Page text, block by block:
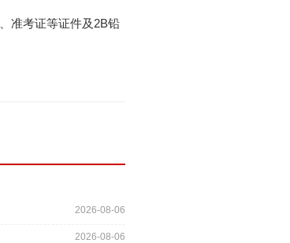
准考证等证件及2B铅
2026-08-06
2026-08-06